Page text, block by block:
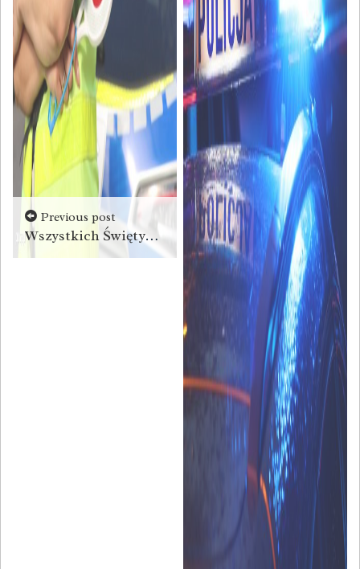
Previous post
Wszystkich Świętych na drogach województwa świętokrzyskiego. Dwie osoby nie żyją